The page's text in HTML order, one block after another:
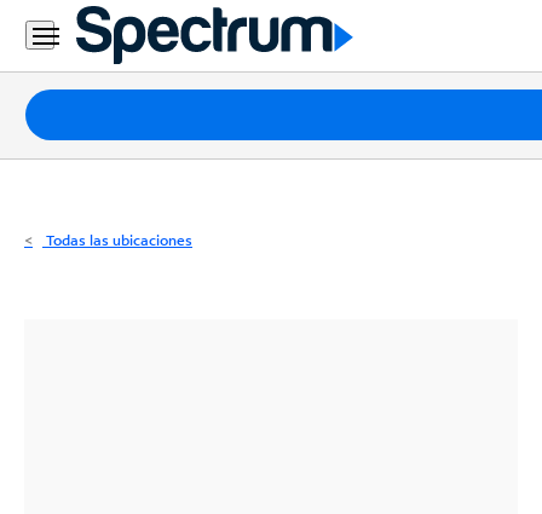
Residencial
Business
Paquetes
Internet
Todas las ubicaciones